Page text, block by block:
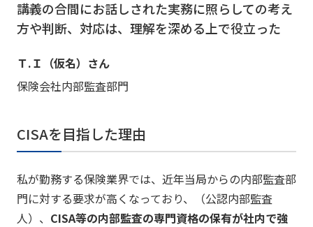
講義の合間にお話しされた実務に照らしての考え
方や判断、対応は、理解を深める上で役立った
Ｔ.Ｉ（仮名）さん
保険会社内部監査部門
CISAを目指した理由
私が勤務する保険業界では、近年当局からの内部監査部
門に対する要求が高くなっており、（公認内部監査
人）、 CISA等の内部監査の専門資格の保有が社内で強